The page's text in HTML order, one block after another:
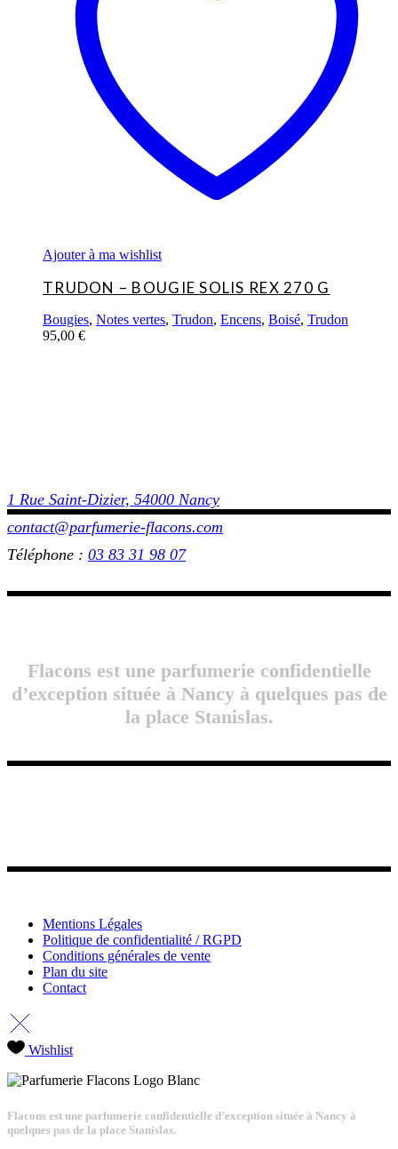
Ajouter à ma wishlist
TRUDON – BOUGIE SOLIS REX 270 G
Bougies, Notes vertes, Trudon, Encens, Boisé, Trudon
95,00 €
1 Rue Saint-Dizier, 54000 Nancy
contact@parfumerie-flacons.com
Téléphone : 03 83 31 98 07
Flacons est une parfumerie confidentielle
d’exception située à Nancy à quelques pas de
la place Stanislas.
Mentions Légales
Politique de confidentialité / RGPD
Conditions générales de vente
Plan du site
Contact
Wishlist
Flacons est une parfumerie confidentielle d’exception située à Nancy à
quelques pas de la place Stanislas.